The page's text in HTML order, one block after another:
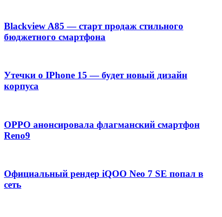
Blackview A85 — старт продаж стильного
бюджетного смартфона
Утечки о IPhone 15 — будет новый дизайн
корпуса
OPPO анонсировала флагманский смартфон
Reno9
Официальный рендер iQOO Neo 7 SE попал в
сеть